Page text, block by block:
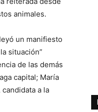
animales.
un manifiesto
situación”
de las demás
capital; María
a la